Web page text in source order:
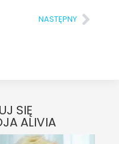
NASTĘPNY
SIĘ
ALIVIA